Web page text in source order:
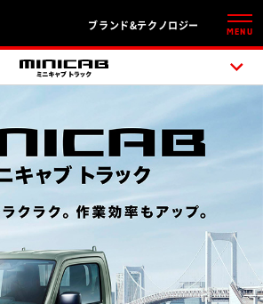
ブランド&テクノロジー
MENU